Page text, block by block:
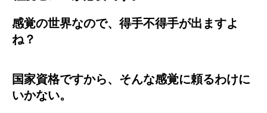
感覚の世界なので、得手不得手が出ますよ
ね？
国家資格ですから、そんな感覚に頼るわけに
いかない。